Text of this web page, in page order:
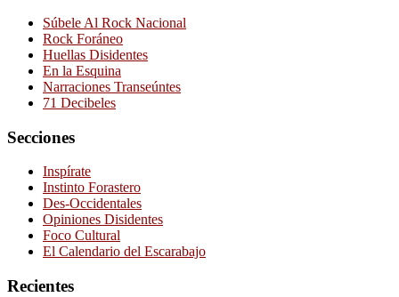
Súbele Al Rock Nacional
Rock Foráneo
Huellas Disidentes
En la Esquina
Narraciones Transeúntes
71 Decibeles
Secciones
Inspírate
Instinto Forastero
Des-Occidentales
Opiniones Disidentes
Foco Cultural
El Calendario del Escarabajo
Recientes